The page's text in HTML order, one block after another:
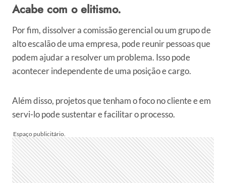
Acabe com o elitismo.
Por fim, dissolver a comissão gerencial ou um grupo de
alto escalão de uma empresa, pode reunir pessoas que
podem ajudar a resolver um problema. Isso pode
acontecer independente de uma posição e cargo.
Além disso, projetos que tenham o foco no cliente e em
servi-lo pode sustentar e facilitar o processo.